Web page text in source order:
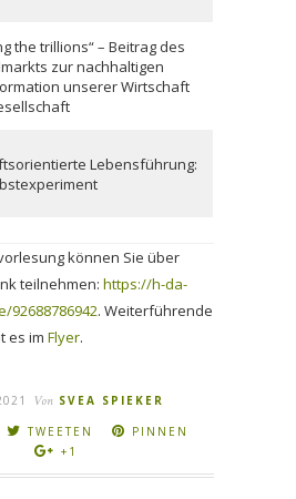
the trillions“ – Beitrag des
zur nachhaltigen
unserer Wirtschaft
Lebensführung:
können Sie über
teilnehmen: https://h-da-
92688786942. Weiterführende
es im Flyer.
Von SVEA SPIEKER
TWEETEN
PINNEN
+1